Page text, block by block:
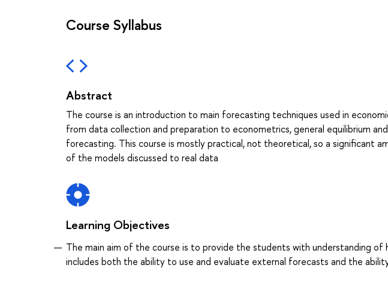
Course Syllabus
Abstract
The course is an introduction to main forecasting techniques used in
from data collection and preparation to econometrics, general equilibrium
forecasting. This course is mostly practical, not theoretical, so a significant
of the models discussed to real data
Learning Objectives
The main aim of the course is to provide the students with understanding
includes both the ability to use and evaluate external forecasts and the